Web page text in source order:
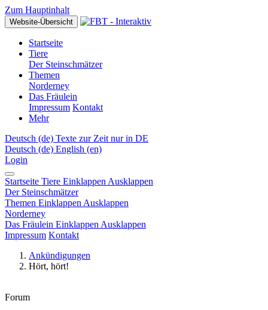
Zum Hauptinhalt
Website-Übersicht
Startseite
Tiere
Der Steinschmätzer
Themen
Norderney
Das Fräulein
Impressum Kontakt
Mehr
Deutsch ‎(de)‎ Texte zur Zeit nur in DE
Deutsch ‎(de)‎ English ‎(en)‎
Login
Startseite Tiere Einklappen Ausklappen
Der Steinschmätzer
Themen Einklappen Ausklappen
Norderney
Das Fräulein Einklappen Ausklappen
Impressum Kontakt
Ankündigungen
Hört, hört!
Forum